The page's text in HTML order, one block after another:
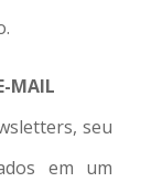
MAIL
seu
em um